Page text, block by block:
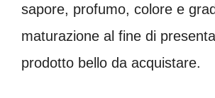
sapore, profumo, colore e
maturazione al fine di
prodotto bello da acquistare.